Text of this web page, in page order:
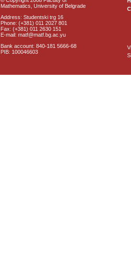
Mathematics, University of Belgrade
Address: Studentski trg 16
Phone: (+381) 011 2027 801
Fax: (+381) 011 2630 151
E-mail: matf@matf.bg.ac.yu
Bank account: 840-181 5666-68
PIB: 100046603